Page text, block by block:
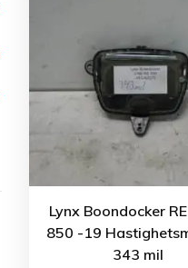
Lynx Boondocker
850 -19
343 mil